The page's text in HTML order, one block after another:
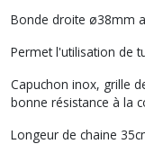
Bonde droite ø38mm
Permet l'utilisation de
Capuchon inox, grille
bonne résistance à la
Longeur de chaine